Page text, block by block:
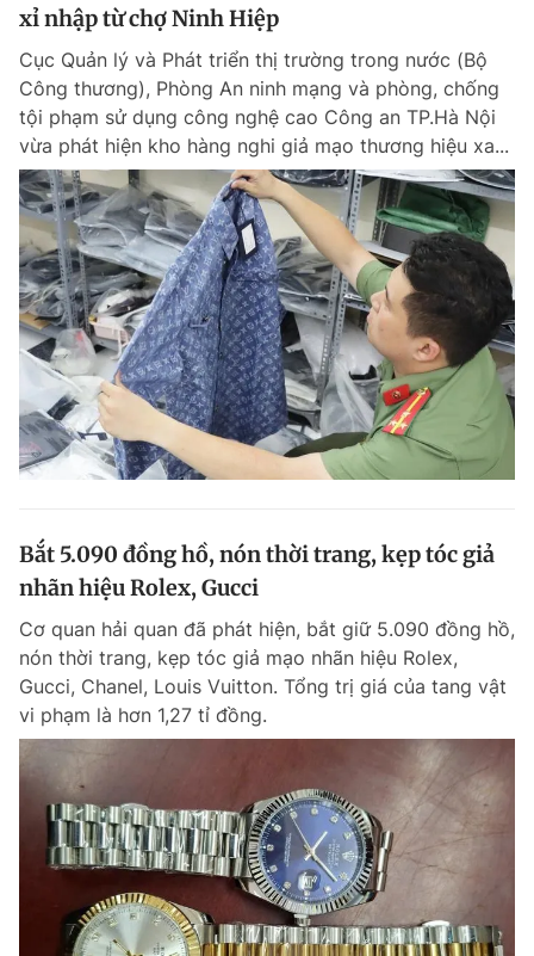
xỉ nhập từ chợ Ninh Hiệp
Cục Quản lý và Phát triển thị trường trong nước (Bộ
Công thương), Phòng An ninh mạng và phòng, chống
tội phạm sử dụng công nghệ cao Công an TP.Hà Nội
vừa phát hiện kho hàng nghi giả mạo thương hiệu xa...
Bắt 5.090 đồng hồ, nón thời trang, kẹp tóc giả
nhãn hiệu Rolex, Gucci
Cơ quan hải quan đã phát hiện, bắt giữ 5.090 đồng hồ,
nón thời trang, kẹp tóc giả mạo nhãn hiệu Rolex,
Gucci, Chanel, Louis Vuitton. Tổng trị giá của tang vật
vi phạm là hơn 1,27 tỉ đồng.